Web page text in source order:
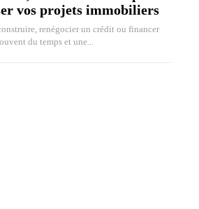
vos projets immobiliers
renégocier un crédit ou financer
du temps et une...